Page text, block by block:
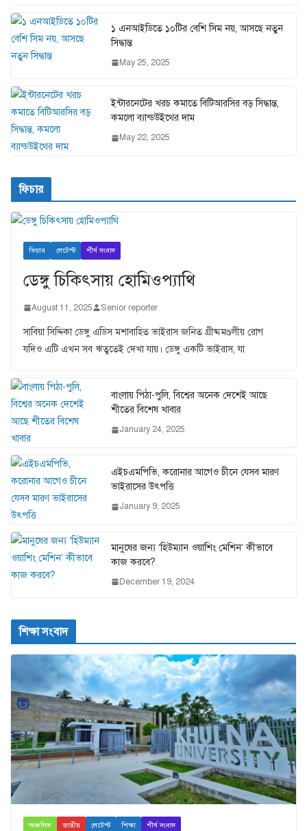
১ এনআইডিতে ১০টির বেশি সিম নয়, আসছে নতুন
সিদ্ধান্ত
May 25, 2025
ইন্টারনেটের খরচ কমাতে বিটিআরসির বড় সিদ্ধান্ত,
কমলো ব্যান্ডউইথের দাম
May 22, 2025
ফিচার
ফিচার লেটেস্ট শীর্ষ সংবাদ
ডেঙ্গু চিকিৎসায় হোমিওপ্যাথি
August 11, 2025 Senior reporter
সাবিয়া সিদ্দিকা ডেঙ্গু এডিস মশাবাহিত ভাইরাস জনিত গ্রীষ্মমণ্ডলীয় রোগ
যদিও এটি এখন সব ঋতুতেই দেখা যায়। ডেঙ্গু একটি ভাইরাস, যা
বাংলায় পিঠা-পুলি, বিশ্বের অনেক দেশেই আছে
শীতের বিশেষ খাবার
January 24, 2025
এইচএমপিভি, করোনার আগেও চীনে যেসব মারণ
ভাইরাসের উৎপত্তি
January 9, 2025
মানুষের জন্য ‘হিউম্যান ওয়াশিং মেশিন’ কীভাবে
কাজ করবে?
December 19, 2024
শিক্ষা সংবাদ
আঞ্চলিক জাতীয় লেটেস্ট শিক্ষা শীর্ষ সংবাদ